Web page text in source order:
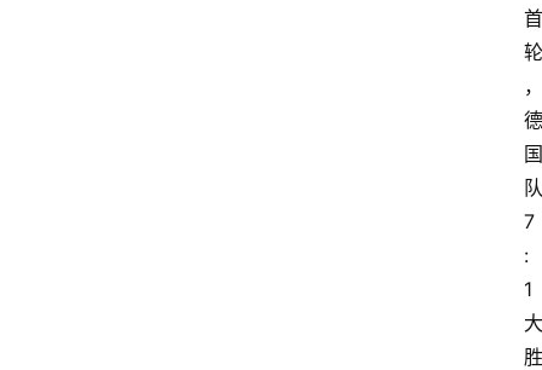
首
轮
，
德
国
队
7
:
1
大
胜